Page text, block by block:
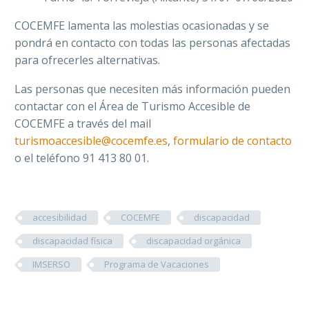
COCEMFE lamenta las molestias ocasionadas y se
pondrá en contacto con todas las personas afectadas
para ofrecerles alternativas.
Las personas que necesiten más información pueden
contactar con el Área de Turismo Accesible de
COCEMFE a través del mail
turismoaccesible@cocemfe.es, formulario de contacto
o el teléfono 91 413 80 01.
accesibilidad COCEMFE
discapacidad
discapacidad física
discapacidad orgánica
IMSERSO
Programa de Vacaciones